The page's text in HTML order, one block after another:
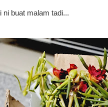
ni buat malam tadi...